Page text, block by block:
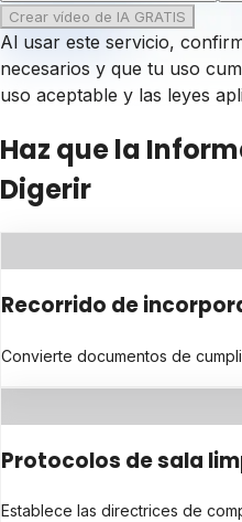
Crear vídeo de IA GRATIS
Al usar este servicio,
necesarios y que tu uso
uso aceptable y las leyes
Haz que la
Digerir
Recorrido de
Convierte documentos de
Protocolos de sala
Establece las directrices de